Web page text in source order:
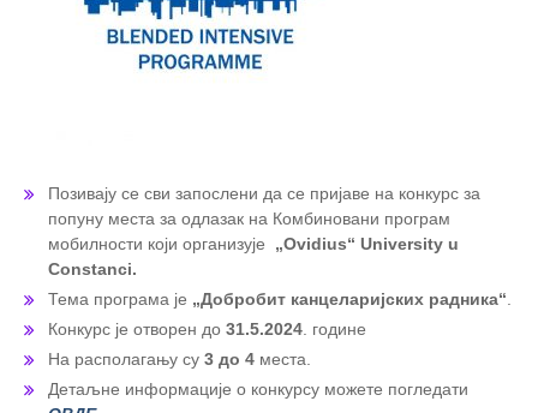
Позивају се сви запослени да се пријаве на конкурс за
попуну места за одлазак на Комбиновани програм
мобилности који организује „Ovidius“ University u
Constanci.
Тема програма је „Добробит канцеларијских радника“.
Конкурс је отворен до 31.5.2024. године
На располагању су 3 до 4 места.
Детаљне информације о конкурсу можете погледати